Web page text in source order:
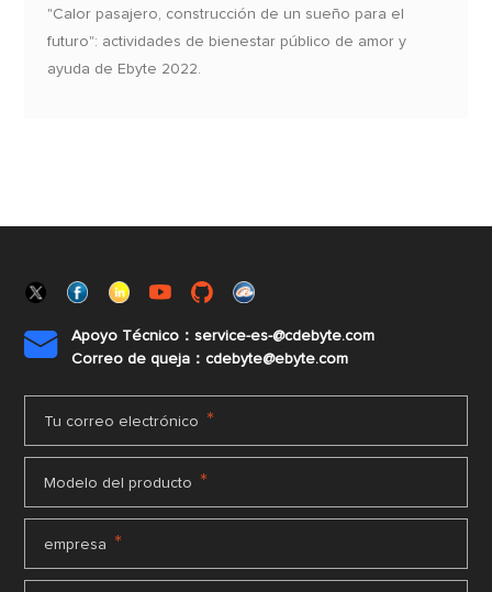
"Calor pasajero, construcción de un sueño para el
futuro": actividades de bienestar público de amor y
ayuda de Ebyte 2022.

Apoyo Técnico：service-es-@cdebyte.com
Correo de queja：cdebyte@ebyte.com
Tu correo electrónico *
Modelo del producto *
empresa *